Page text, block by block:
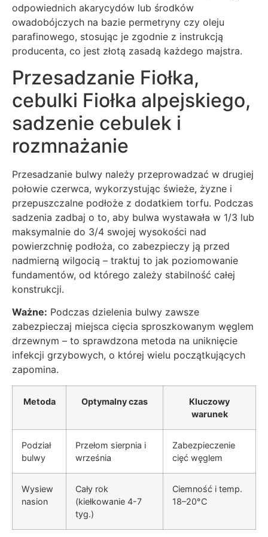
odpowiednich akarycydów lub środków
owadobójczych na bazie permetryny czy oleju
parafinowego, stosując je zgodnie z instrukcją
producenta, co jest złotą zasadą każdego majstra.
Przesadzanie Fiołka,
cebulki Fiołka alpejskiego,
sadzenie cebulek i
rozmnażanie
Przesadzanie bulwy należy przeprowadzać w drugiej
połowie czerwca, wykorzystując świeże, żyzne i
przepuszczalne podłoże z dodatkiem torfu. Podczas
sadzenia zadbaj o to, aby bulwa wystawała w 1/3 lub
maksymalnie do 3/4 swojej wysokości nad
powierzchnię podłoża, co zabezpieczy ją przed
nadmierną wilgocią – traktuj to jak poziomowanie
fundamentów, od którego zależy stabilność całej
konstrukcji.
Ważne: Podczas dzielenia bulwy zawsze
zabezpieczaj miejsca cięcia sproszkowanym węglem
drzewnym – to sprawdzona metoda na uniknięcie
infekcji grzybowych, o której wielu początkujących
zapomina.
Metoda Optymalny czas
Kluczowy
warunek
Podział
bulwy
Przełom sierpnia i
września
Zabezpieczenie
cięć węglem
Wysiew
nasion
Cały rok
(kiełkowanie 4-7
tyg.)
Ciemność i temp.
18–20°C